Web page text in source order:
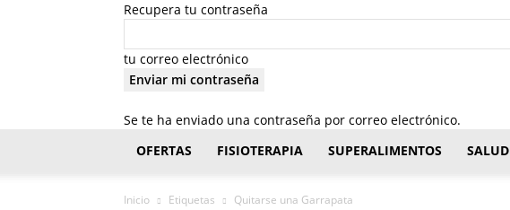
Recupera tu contraseña
tu correo electrónico
Se te ha enviado una contraseña por correo electrónico.
OFERTAS FISIOTERAPIA SUPERALIMENTOS SALUD
Inicio Etiquetas Quitarse una Garrapata